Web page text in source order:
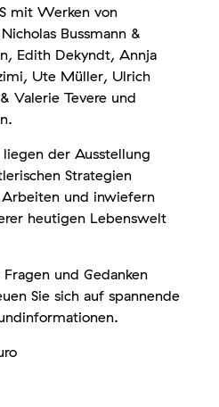
mit Werken von
Bussmann &
Edith Dekyndt, Annja
Ute Müller, Ulrich
Valerie Tevere und
der Ausstellung
Strategien
und inwiefern
heutigen Lebenswelt
und Gedanken
Sie sich auf spannende